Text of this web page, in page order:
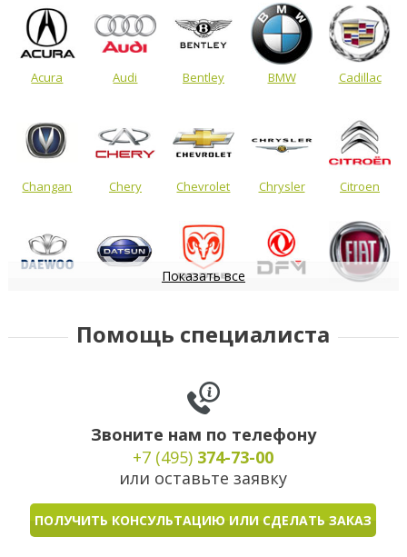
Acura Audi Bentley BMW Cadillac
Changan Chery Chevrolet Chrysler Citroen
Показать все
Помощь специалиста
Звоните нам по телефону
+7 (495) 374-73-00
или оставьте заявку
ПОЛУЧИТЬ КОНСУЛЬТАЦИЮ ИЛИ СДЕЛАТЬ ЗАКАЗ